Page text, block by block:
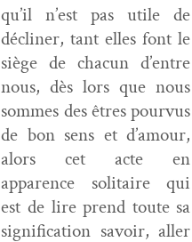
qu’il n’est pas utile de
déclin­er, tant elles font le
siège de cha­cun d’entre
nous, dès lors que nous
sommes des êtres pourvus
de bon sens et d’amour,
alors cet acte en
apparence soli­taire qui
est de lire prend toute sa
sig­ni­fi­ca­tion savoir, aller